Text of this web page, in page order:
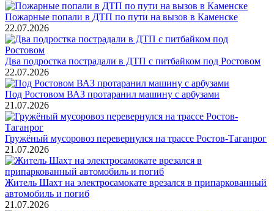
Пожарные попали в ДТП по пути на вызов в Каменске
22.07.2026
Два подростка пострадали в ДТП с питбайком под Ростовом
22.07.2026
Под Ростовом ВАЗ протаранил машину с арбузами
21.07.2026
Гружёный мусоровоз перевернулся на трассе Ростов-Таганрог
21.07.2026
Житель Шахт на электросамокате врезался в припаркованный
автомобиль и погиб
21.07.2026